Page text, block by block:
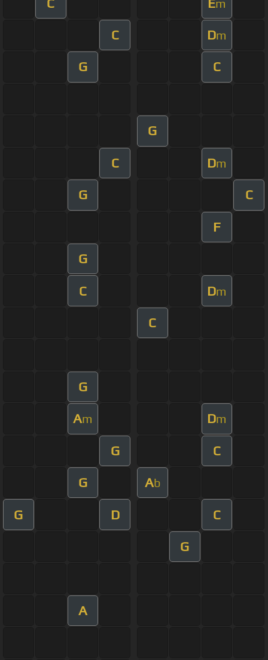
m
C Dm
G C
G
C Dm
G C
F
G
C Dm
C
G
Am Dm
G C
G Ab
G D C
G
A